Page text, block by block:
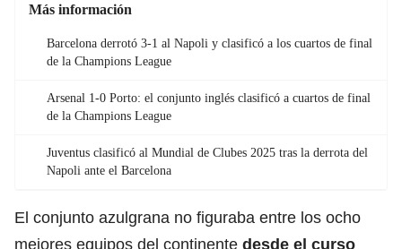
Más información
Barcelona derrotó 3-1 al Napoli y clasificó a los cuartos de final
de la Champions League
Arsenal 1-0 Porto: el conjunto inglés clasificó a cuartos de final
de la Champions League
Juventus clasificó al Mundial de Clubes 2025 tras la derrota del
Napoli ante el Barcelona
El conjunto azulgrana no figuraba entre los ocho
mejores equipos del continente desde el curso